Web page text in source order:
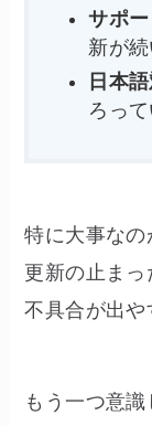
サポ
新が
日本
ろっ
特に大事なの
更新の止ま
不具合が出や
もう一つ意